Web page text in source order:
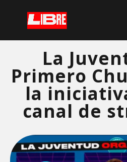
La
Primero
la
canal de